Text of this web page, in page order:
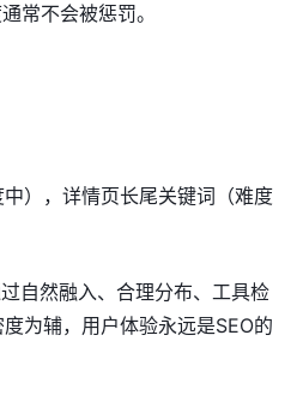
常不会被惩罚。
），详情页长尾关键词（难度
自然融入、合理分布、工具检
为辅，用户体验永远是SEO的